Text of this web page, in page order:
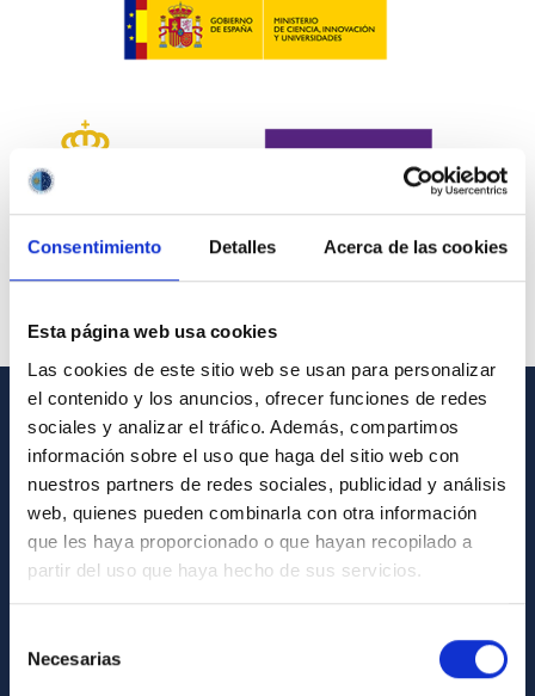
Consentimiento Detalles Acerca de las cookies
Esta página web usa cookies
Las cookies de este sitio web se usan para personalizar
el contenido y los anuncios, ofrecer funciones de redes
sociales y analizar el tráfico. Además, compartimos
información sobre el uso que haga del sitio web con
nuestros partners de redes sociales, publicidad y análisis
web, quienes pueden combinarla con otra información
que les haya proporcionado o que hayan recopilado a
partir del uso que haya hecho de sus servicios.
Necesarias
GENERAL INFORMATION
Contact
How to get to the IAC
List of personnel
Library
General register